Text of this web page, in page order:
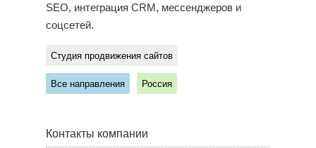
SEO, интеграция CRM, мессенджеров и
соцсетей.
Студия продвижения сайтов
Все направления Россия
Контакты компании